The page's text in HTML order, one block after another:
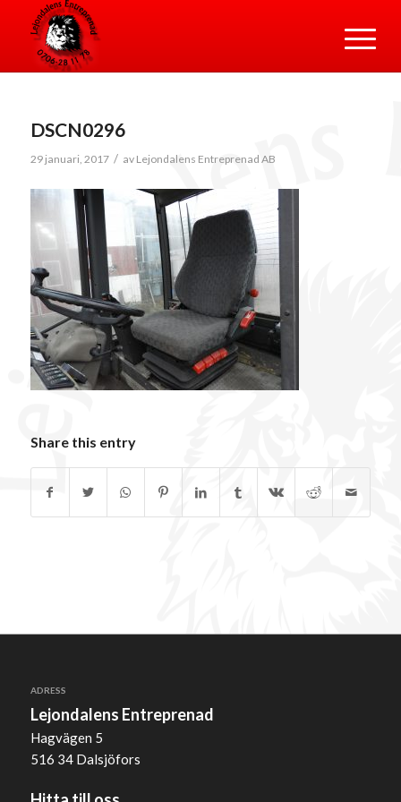
DSCN0296
29 januari, 2017 / av Lejondalens Entreprenad AB
Share this entry
ADRESS
Lejondalens Entreprenad
Hagvägen 5
516 34 Dalsjöfors